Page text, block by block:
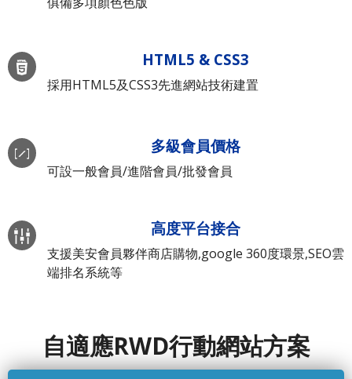
HTML5 & CSS3
採用HTML5及CSS3先進網站技術建置
多級會員價格
可設一般會員/進階會員/批發會員
高度平台接合
支援美安會員夥伴商店購物,google 360度環景,SEO雲
端排名系統等
自適應RWD行動網站方案